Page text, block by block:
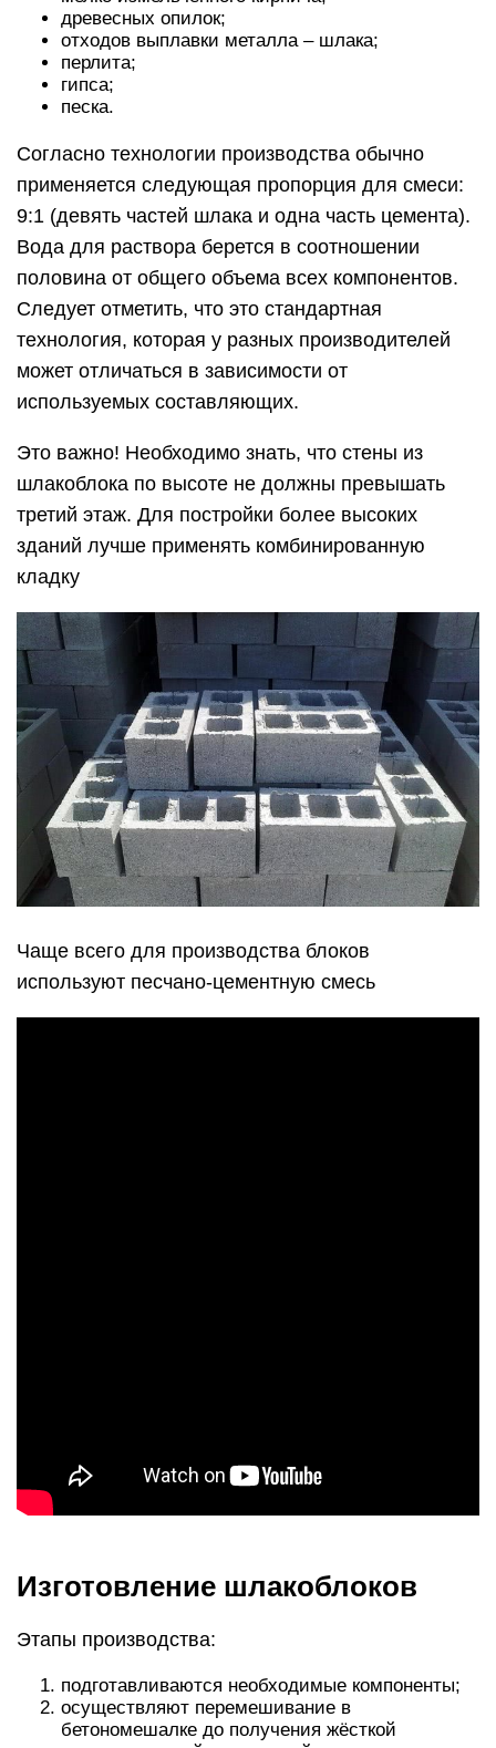
древесных опилок;
отходов выплавки металла – шлака;
перлита;
гипса;
песка.
Согласно технологии производства обычно
применяется следующая пропорция для смеси:
9:1 (девять частей шлака и одна часть цемента).
Вода для раствора берется в соотношении
половина от общего объема всех компонентов.
Следует отметить, что это стандартная
технология, которая у разных производителей
может отличаться в зависимости от
используемых составляющих.
Это важно! Необходимо знать, что стены из
шлакоблока по высоте не должны превышать
третий этаж. Для постройки более высоких
зданий лучше применять комбинированную
кладку
Чаще всего для производства блоков
используют песчано-цементную смесь
Изготовление шлакоблоков
Этапы производства:
подготавливаются необходимые компоненты;
осуществляют перемешивание в
бетономешалке до получения жёсткой